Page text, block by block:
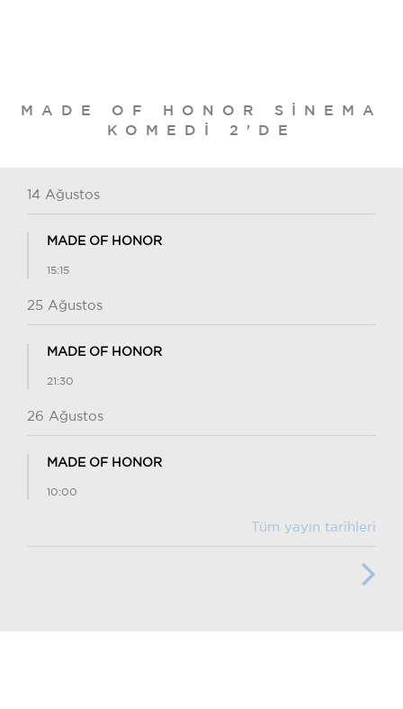
MADE OF HONOR SINEMA
KOMEDI 2'DE
14 Ağustos
MADE OF HONOR
15:15
25 Ağustos
MADE OF HONOR
21:30
26 Ağustos
MADE OF HONOR
10:00
Tüm yayın tarihleri